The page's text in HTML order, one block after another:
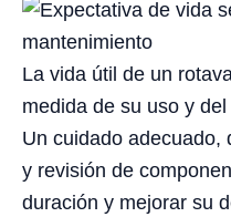
La vida útil de un
medida de su uso y
Un cuidado adecuado,
y revisión de
duración y mejorar su